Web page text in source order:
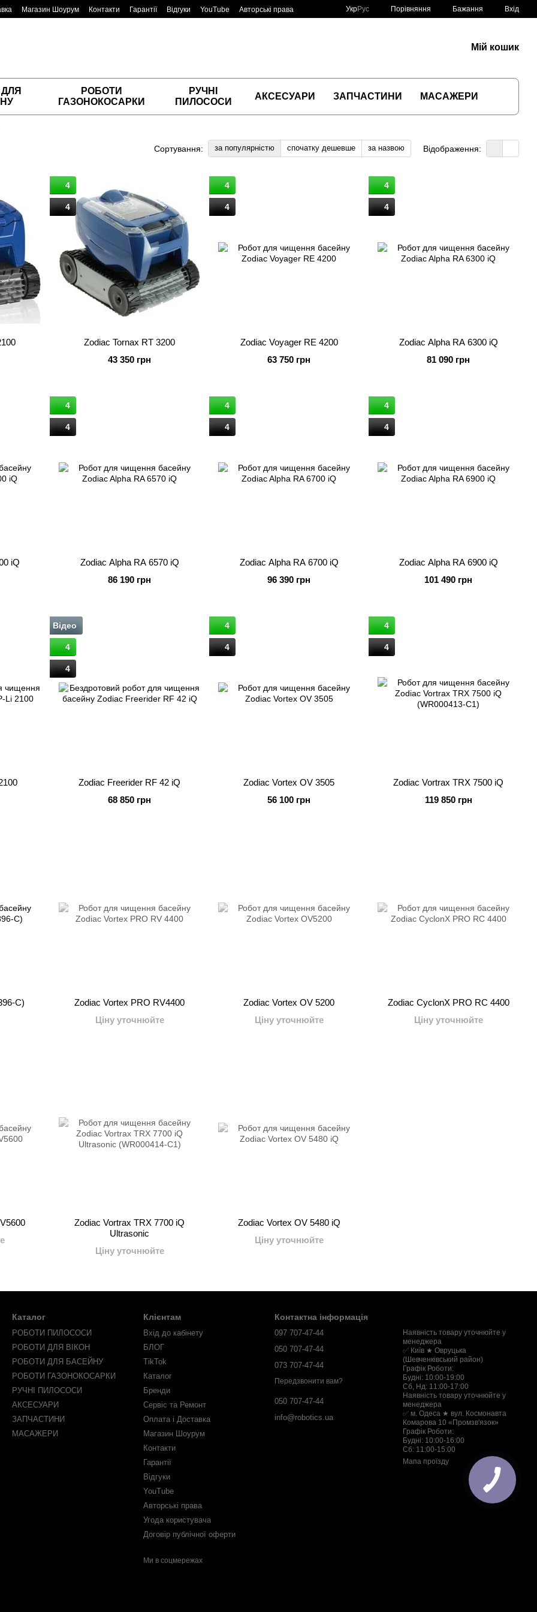
Магазин Шоурум Контакти Гарантії Відгуки YouTube
Авторські права
УкрРус Порівняння Бажання Вхід
Мій кошик
РОБОТИ
ГАЗОНОКОСАРКИ
РУЧНІ
ПИЛОСОСИ
АКСЕСУАРИ ЗАПЧАСТИНИ МАСАЖЕРИ
Сортування: за популярністю спочатку дешевше за назвою Відображення:
4
4
Zodiac Tornax RT 3200
43 350 грн
4
4
Zodiac Voyager RE 4200
63 750 грн
4
4
Zodiac Alpha RA 6300 iQ
81 090 грн
iQ
4
4
Zodiac Alpha RA 6570 iQ
86 190 грн
4
4
Zodiac Alpha RA 6700 iQ
96 390 грн
4
4
Zodiac Alpha RA 6900 iQ
101 490 грн
Відео
4
4
Zodiac Freerider RF 42 iQ
68 850 грн
4
4
Zodiac Vortex OV 3505
56 100 грн
4
4
Zodiac Vortrax TRX 7500 iQ
119 850 грн
C)
Zodiac Vortex PRO RV4400
Ціну уточнюйте
Zodiac Vortex OV 5200
Ціну уточнюйте
Zodiac CyclonX PRO RC 4400
Ціну уточнюйте
Zodiac Vortrax TRX 7700 iQ
Ultrasonic
Ціну уточнюйте
Zodiac Vortex OV 5480 iQ
Ціну уточнюйте
Каталог
РОБОТИ ПИЛОСОСИ
РОБОТИ ДЛЯ ВІКОН
РОБОТИ ДЛЯ БАСЕЙНУ
РОБОТИ ГАЗОНОКОСАРКИ
РУЧНІ ПИЛОСОСИ
АКСЕСУАРИ
ЗАПЧАСТИНИ
МАСАЖЕРИ
Клієнтам
Вхід до кабінету
БЛОГ
TikTok
Каталог
Бренди
Сервіс та Ремонт
Оплата і Доставка
Магазин Шоурум
Контакти
Гарантії
Відгуки
YouTube
Авторські права
Угода користувача
Договір публічної оферти
Ми в соцмережах
Контактна інформація
097 707-47-44
050 707-47-44
073 707-47-44
Передзвонити вам?
050 707-47-44
info@robotics.ua
Наявність товару уточнюйте у
менеджера
✅ Київ ★ Овруцька
(Шевченківський район)
Графік Роботи:
Будні: 10:00-19:00
Сб, Нд: 11:00-17:00
Наявність товару уточнюйте у
менеджера
✅ м. Одеса ★ вул. Космонавта
Комарова 10 «Промзв'язок»
Графік Роботи:
Будні: 10:00-16:00
Сб: 11:00-15:00
Мапа проїзду